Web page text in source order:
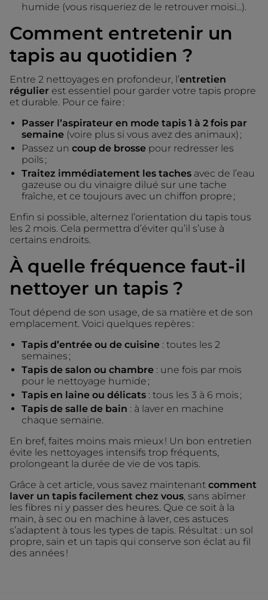
humide (vous risqueriez de le retrouver moisi...).
Comment entretenir un
tapis au quotidien ?
Entre 2 nettoyages en profondeur, l’entretien
régulier est essentiel pour garder votre tapis propre
et durable. Pour ce faire :
Passer l’aspirateur en mode tapis 1 à 2 fois par
semaine (voire plus si vous avez des animaux) ;
Passez un coup de brosse pour redresser les
poils ;
Traitez immédiatement les taches avec de l’eau
gazeuse ou du vinaigre dilué sur une tache
fraîche, et ce toujours avec un chiffon propre ;
Enfin si possible, alternez l’orientation du tapis tous
les 2 mois. Cela permettra d’éviter qu’il s’use à
certains endroits.
À quelle fréquence faut-il
nettoyer un tapis ?
Tout dépend de son usage, de sa matière et de son
emplacement. Voici quelques repères :
Tapis d’entrée ou de cuisine : toutes les 2
semaines ;
Tapis de salon ou chambre : une fois par mois
pour le nettoyage humide ;
Tapis en laine ou délicats : tous les 3 à 6 mois ;
Tapis de salle de bain : à laver en machine
chaque semaine.
En bref, faites moins mais mieux ! Un bon entretien
évite les nettoyages intensifs trop fréquents,
prolongeant la durée de vie de vos tapis.
Grâce à cet article, vous savez maintenant comment
laver un tapis facilement chez vous , sans abîmer
les fibres ni y passer des heures. Que ce soit à la
main, à sec ou en machine à laver, ces astuces
s’adaptent à tous les types de tapis. Résultat : un sol
propre, sain et un tapis qui conserve son éclat au fil
des années !